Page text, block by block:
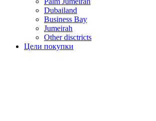
Dubailand
Business Bay
Jumeirah
Other disctricts
Цели покупки